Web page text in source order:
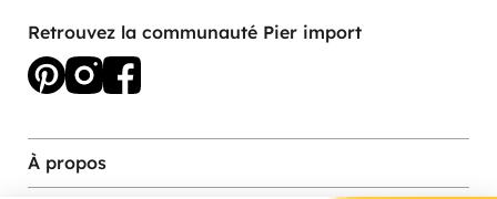
Retrouvez la communauté Pier import
À propos